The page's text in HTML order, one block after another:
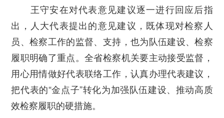
王守安在对代表意见建议逐一进行回应后指
出，人大代表提出的意见建议，既体现对检察人
员、检察工作的监督、支持，也为队伍建设、检察
履职明确了重点。全省检察机关要主动接受监督，
用心用情做好代表联络工作，认真办理代表建议，
把代表的“金点子”转化为加强队伍建设、推动高质
效检察履职的硬措施。